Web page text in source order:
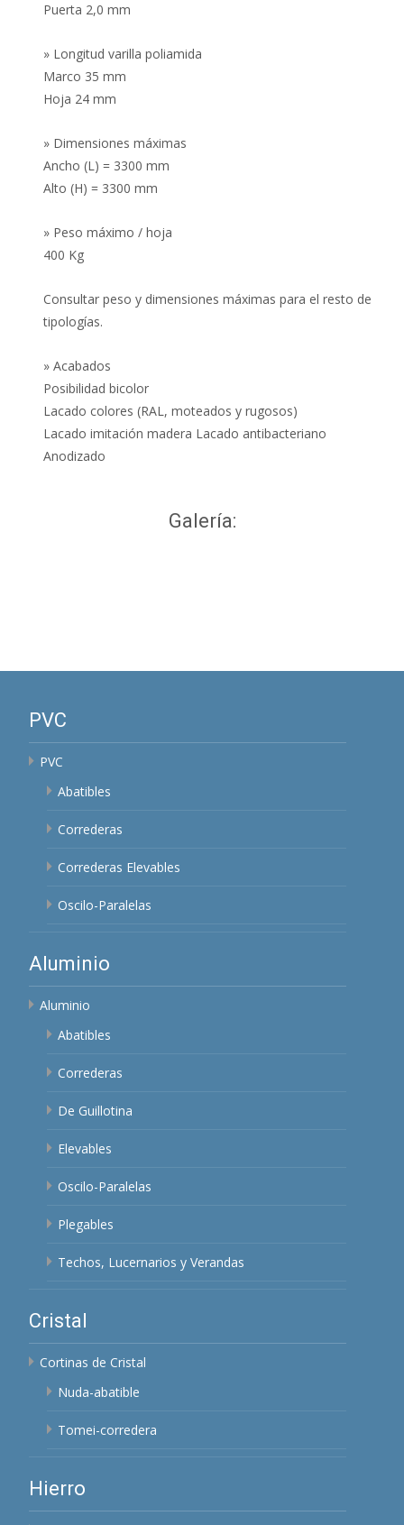
Puerta 2,0 mm
» Longitud varilla poliamida
Marco 35 mm
Hoja 24 mm
» Dimensiones máximas
Ancho (L) = 3300 mm
Alto (H) = 3300 mm
» Peso máximo / hoja
400 Kg
Consultar peso y dimensiones máximas para el resto de
tipologías.
» Acabados
Posibilidad bicolor
Lacado colores (RAL, moteados y rugosos)
Lacado imitación madera Lacado antibacteriano
Anodizado
Galería:
PVC
PVC
Abatibles
Correderas
Correderas Elevables
Oscilo-Paralelas
Aluminio
Aluminio
Abatibles
Correderas
De Guillotina
Elevables
Oscilo-Paralelas
Plegables
Techos, Lucernarios y Verandas
Cristal
Cortinas de Cristal
Nuda-abatible
Tomei-corredera
Hierro